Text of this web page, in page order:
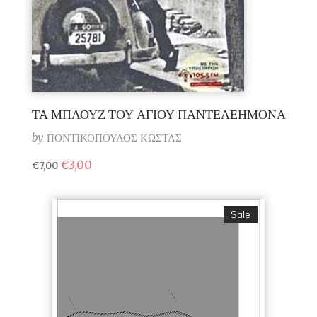
ΤΑ ΜΠΛΟΥΖ ΤΟΥ ΑΓΙΟΥ ΠΑΝΤΕΛΕΗΜΟΝΑ
by ΠΟΝΤΙΚΟΠΟΥΛΟΣ ΚΩΣΤΑΣ
€7,00 Original
price
€7,00.
€3,00Η
είναι:
Sale